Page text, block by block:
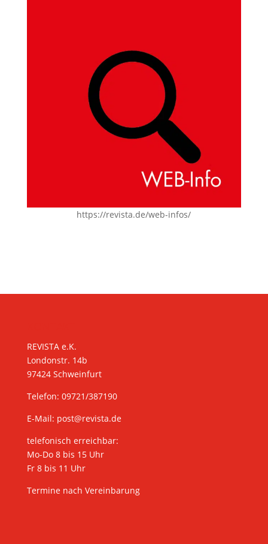
https://revista.de/web-infos/
REVISTA e.K.
Londonstr. 14b
97424 Schweinfurt
Telefon: 09721/387190
E-Mail: post@revista.de
telefonisch erreichbar:
Mo-Do 8 bis 15 Uhr
Fr 8 bis 11 Uhr
Termine nach Vereinbarung